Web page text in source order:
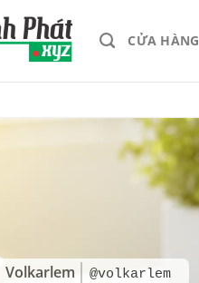
CỬA HÀNG
Volkarlem @volkarlem